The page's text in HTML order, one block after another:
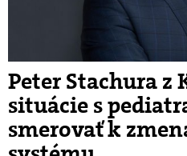
Peter Stachura z
situácie s
smerovať k